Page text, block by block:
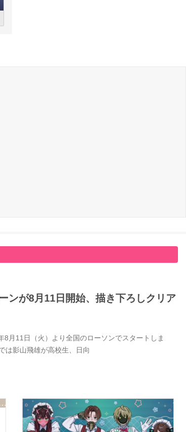
ンが8月11日開始、描き下ろしクリア
月11日（火）より全国のローソンでスタートしま
は影山飛雄が高校生、日向